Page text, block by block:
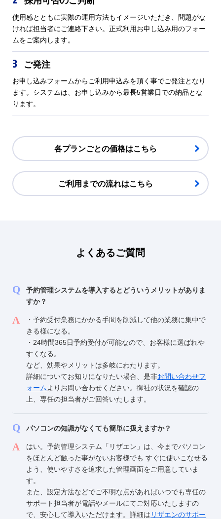
使用感とともに実際の運用方法もイメージいただき、問題がな
ければ担当者にご連絡下さい。正式利用お申し込み用のフォー
ムをご案内します。
3 ご発注
お申し込みフォームからご利用申込みを頂く事でご発注となり
ます。システムは、お申し込みから最長5営業日での納品とな
ります。
各プランごとの価格はこちら
ご利用までの流れはこちら
よくあるご質問
予約管理システムを導入するとどういうメリットがありま
すか？
・予約受付業務にかかる手間を削減して他の業務に集中で
きる様になる。
・24時間365日予約受付が可能なので、お客様に選ばれや
すくなる。
など、効果やメリットは多岐にわたります。
詳細についてお知りになりたい場合、是非お問い合わせフ
ォームよりお問い合わせください。御社の状況を確認の
上、専任の担当者がご回答いたします。
パソコンの知識がなくても簡単に扱えますか？
はい。予約管理システム「リザエン」は、今までパソコン
をほとんど触った事がないお客様でも すぐに使いこなせる
よう、使いやすさを追求した管理画面をご用意していま
す。
また、設定方法などでご不明な点があればいつでも専任の
サポート担当者が電話やメールにてご対応いたしますの
で、安心して導入いただけます。詳細は リザエンのサポー